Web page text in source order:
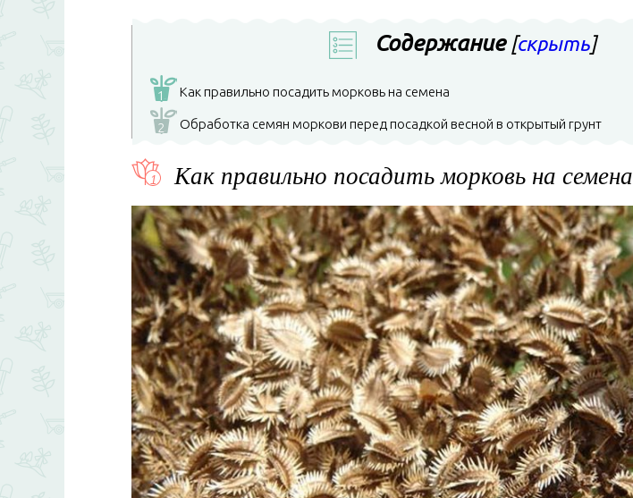
Содержание [скрыть]
1 Как правильно посадить морковь на семена
2 Обработка семян моркови перед посадкой весной в открытый грунт
Как правильно посадить морковь на семена